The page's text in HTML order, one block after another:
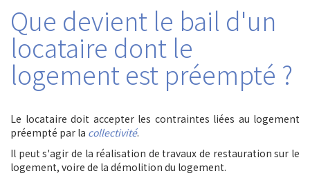
Que devient le bail d'un
locataire dont le
logement est préempté ?
Le locataire doit accepter les contraintes liées au logement
préempté par la collectivité.
Il peut s'agir de la réalisation de travaux de restauration sur le
logement, voire de la démolition du logement.